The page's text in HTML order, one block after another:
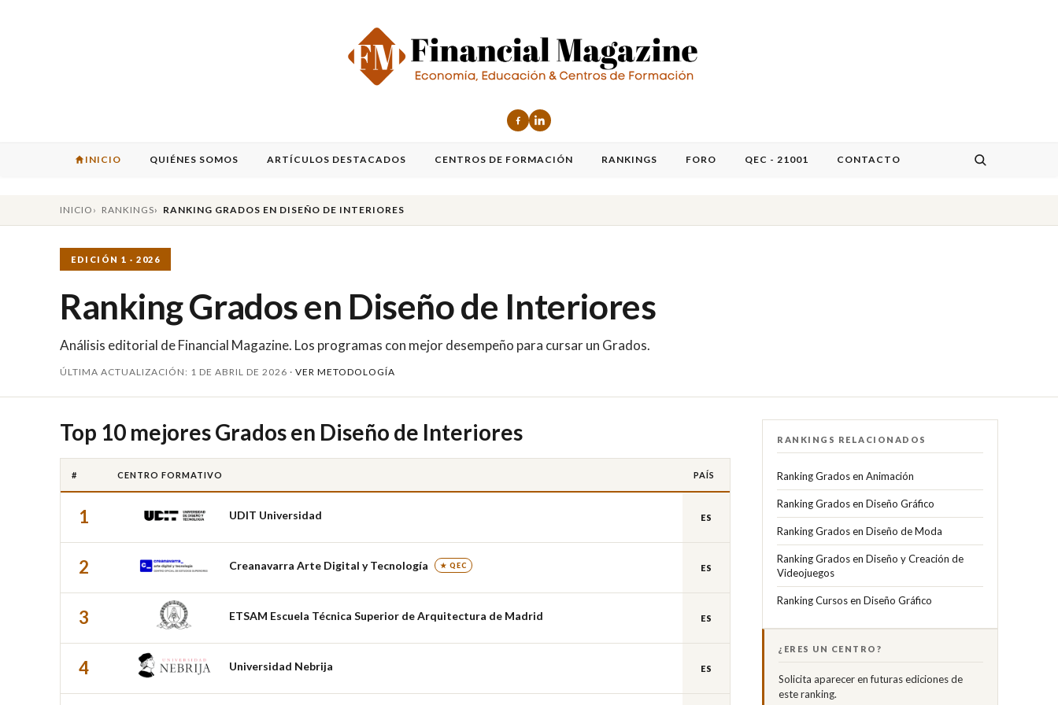
INICIO QUIÉNES SOMOS ARTÍCULOS DESTACADOS CENTROS DE FORMACIÓN RANKINGS FORO QEC - 21001 CONTACTO
INICIO RANKINGS RANKING GRADOS EN DISEÑO DE INTERIORES
EDICIÓN 1 · 2026
Ranking Grados en Diseño de Interiores
Análisis editorial de Financial Magazine. Los programas con mejor desempeño para cursar un Grados.
ÚLTIMA ACTUALIZACIÓN: 1 DE ABRIL DE 2026 · VER METODOLOGÍA
Top 10 mejores Grados en Diseño de Interiores
# CENTRO FORMATIVO PAÍS
1 UDIT Universidad ES
2 Creanavarra Arte Digital y Tecnología ★ QEC ES
3 ETSAM Escuela Técnica Superior de Arquitectura de Madrid ES
4 Universidad Nebrija ES
RANKINGS RELACIONADOS
Ranking Grados en Animación
Ranking Grados en Diseño Gráfico
Ranking Grados en Diseño de Moda
Ranking Grados en Diseño y Creación de
Videojuegos
Ranking Cursos en Diseño Gráfico
¿ERES UN CENTRO?
Solicita aparecer en futuras ediciones de
este ranking.